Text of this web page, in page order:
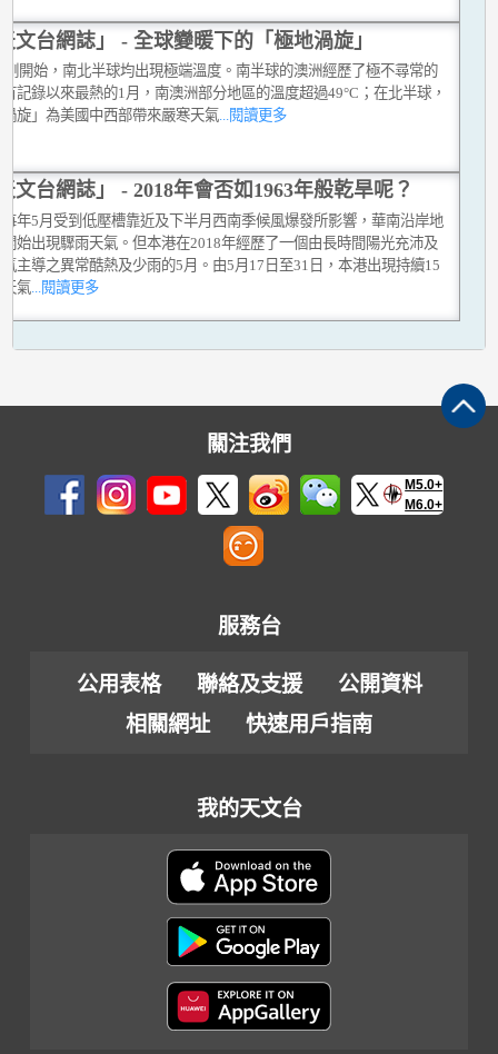
文台網誌」 - 全球變暖下的「極地渦旋」
剛開始，南北半球均出現極端溫度。南半球的澳洲經歷了極不尋常的
記錄以來最熱的1月，南澳洲部分地區的溫度超過49°C；在北半球，
旋」為美國中西部帶來嚴寒天氣...閱讀更多
文台網誌」 - 2018年會否如1963年般乾旱呢？
年5月受到低壓槽靠近及下半月西南季候風爆發所影響，華南沿岸地
始出現驟雨天氣。但本港在2018年經歷了一個由長時間陽光充沛及
主導之異常酷熱及少雨的5月。由5月17日至31日，本港出現持續15
氣 ...閱讀更多
關注我們
M5.0+
M6.0+
服務台
公用表格 聯絡及支援
公開資料
相關網址
快速用戶指南
我的天文台